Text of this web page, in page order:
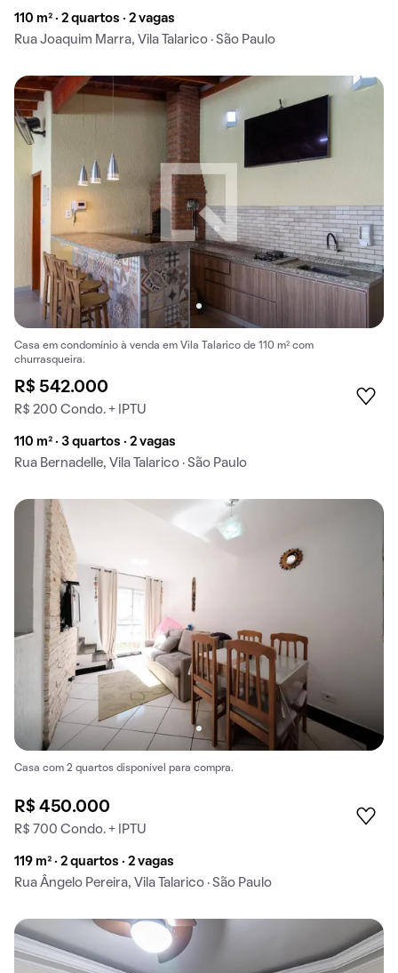
110 m² · 2 quartos · 2 vagas
Rua Joaquim Marra, Vila Talarico · São Paulo
Casa em condomínio à venda em Vila Talarico de 110 m² com
churrasqueira.
R$ 542.000
R$ 200 Condo. + IPTU
110 m² · 3 quartos · 2 vagas
Rua Bernadelle, Vila Talarico · São Paulo
Casa com 2 quartos disponível para compra.
R$ 450.000
R$ 700 Condo. + IPTU
119 m² · 2 quartos · 2 vagas
Rua Ângelo Pereira, Vila Talarico · São Paulo